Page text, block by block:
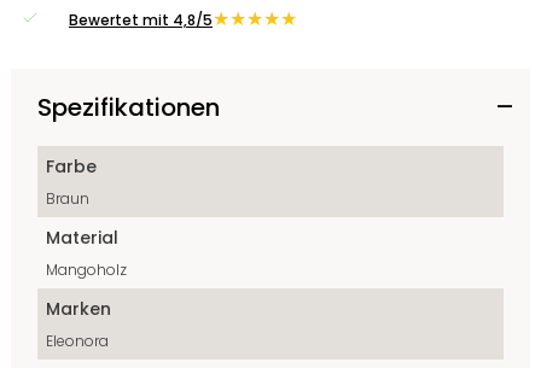
Bewertet mit 4,8/5★★★★★
Spezifikationen
Farbe
Braun
Material
Mangoholz
Marken
Eleonora